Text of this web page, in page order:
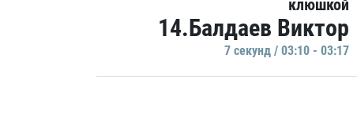
клюшкой
14.Балдаев Виктор
7 секунд / 03:10 - 03:17